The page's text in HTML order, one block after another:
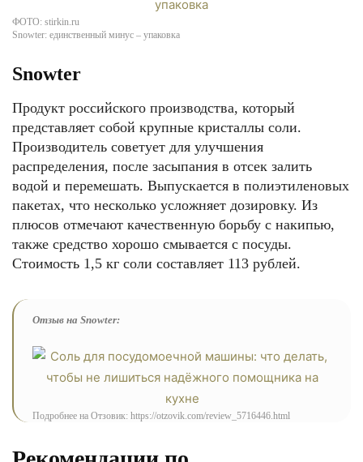
ФОТО: stirkin.ru
Snowter: единственный минус – упаковка
Snowter
Продукт российского производства, который
представляет собой крупные кристаллы соли.
Производитель советует для улучшения
распределения, после засыпания в отсек залить
водой и перемешать. Выпускается в полиэтиленовых
пакетах, что несколько усложняет дозировку. Из
плюсов отмечают качественную борьбу с накипью,
также средство хорошо смывается с посуды.
Стоимость 1,5 кг соли составляет 113 рублей.
Отзыв на Snowter:
Подробнее на Отзовик: https://otzovik.com/review_5716446.html